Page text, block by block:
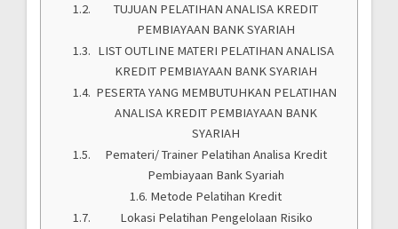
TUJUAN PELATIHAN ANALISA KREDIT
PEMBIAYAAN BANK SYARIAH
LIST OUTLINE MATERI PELATIHAN ANALISA
KREDIT PEMBIAYAAN BANK SYARIAH
PESERTA YANG MEMBUTUHKAN PELATIHAN
ANALISA KREDIT PEMBIAYAAN BANK
SYARIAH
Pemateri/ Trainer Pelatihan Analisa Kredit
Pembiayaan Bank Syariah
Metode Pelatihan Kredit
Lokasi Pelatihan Pengelolaan Risiko